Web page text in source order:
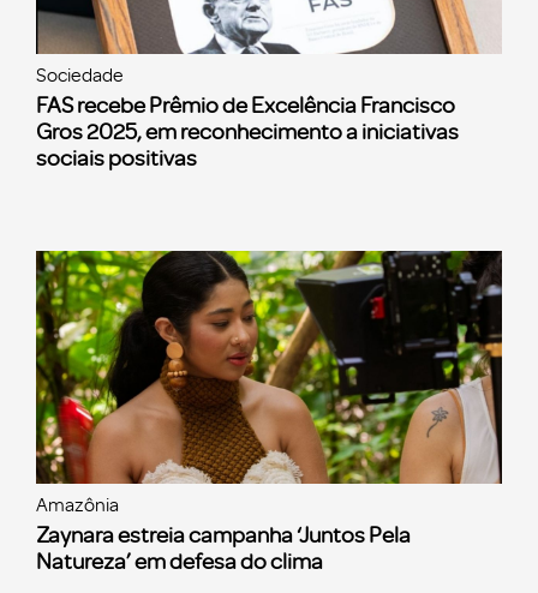
Sociedade
FAS recebe Prêmio de Excelência Francisco
Gros 2025, em reconhecimento a iniciativas
sociais positivas
Amazônia
Zaynara estreia campanha ‘Juntos Pela
Natureza’ em defesa do clima